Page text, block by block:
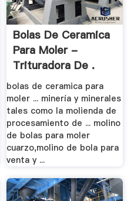
Bolas De Ceramica
Para Moler -
Trituradora De .
bolas de ceramica para
moler ... minería y minerales
tales como la molienda de
procesamiento de ... molino
de bolas para moler
cuarzo,molino de bola para
venta y ...